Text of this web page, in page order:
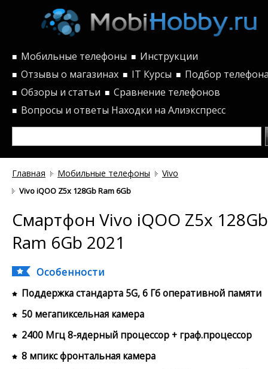
■ Мобильные телефоны ■ Инструкции
■ Отзывы о магазинах ■ IT Курсы ■ Подбор
■ Обзоры и статьи ■ Сравнение телефонов
■ Вопросы и ответы Находки на Алиэкспресс
Главная Мобильные телефоны Vivo
Vivo iQOO Z5x 128Gb Ram 6Gb
Смартфон Vivo iQOO Z5x 128Gb
Ram 6Gb 2021
Особенности
Поддержка стандарта 5G, 6 Гб оперативной памяти
50 мегапиксельная камера
2400 Мгц 8-ядерный процессор + граф.процессор
8 мпикс фронтальная камера